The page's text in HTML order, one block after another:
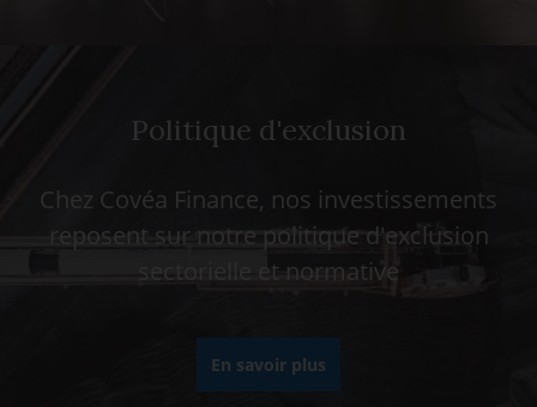
Politique d'exclusion
Chez Covéa Finance, nos investissements
reposent sur notre politique d'exclusion
sectorielle et normative
En savoir plus